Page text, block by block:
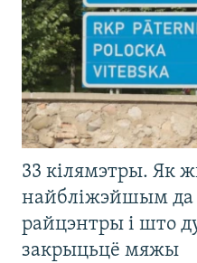
33 кілямэтры. Як
найбліжэйшым да
райцэнтры і што
закрыцьцё мяжы